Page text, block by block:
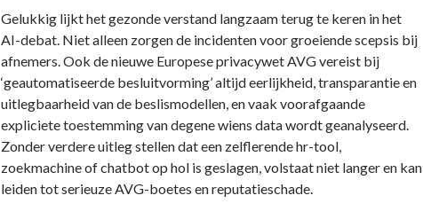
Gelukkig lijkt het gezonde verstand langzaam terug te keren in het
AI-debat. Niet alleen zorgen de incidenten voor groeiende scepsis bij
afnemers. Ook de nieuwe Europese privacywet AVG vereist bij
‘geautomatiseerde besluitvorming’ altijd eerlijkheid, transparantie en
uitlegbaarheid van de beslismodellen, en vaak voorafgaande
expliciete toestemming van degene wiens data wordt geanalyseerd.
Zonder verdere uitleg stellen dat een zelflerende hr-tool,
zoekmachine of chatbot op hol is geslagen, volstaat niet langer en kan
leiden tot serieuze AVG-boetes en reputatieschade.